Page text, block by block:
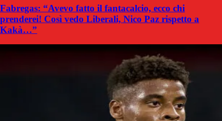
Fabregas: “Avevo fatto il fantacalcio, ecco chi
prenderei! Così vedo Liberali, Nico Paz rispetto a
Kakà…”